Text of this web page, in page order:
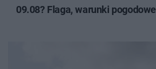
09.08? Flaga, warunki pogodowe